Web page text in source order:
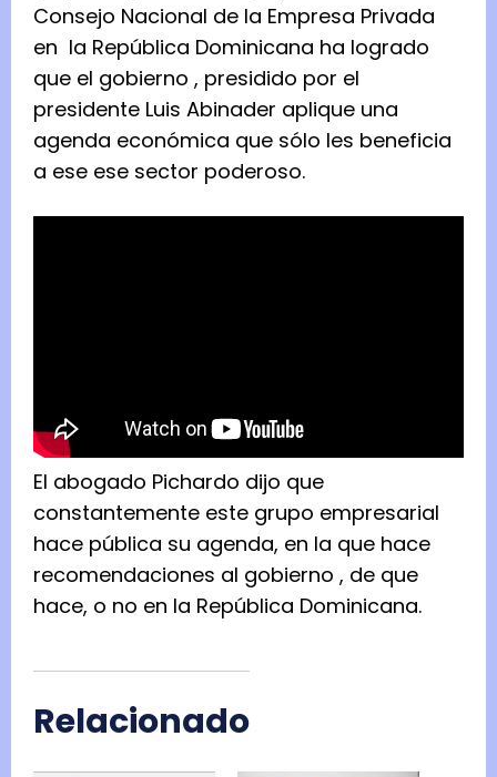
Consejo Nacional de la Empresa Privada
en la República Dominicana ha logrado
que el gobierno , presidido por el
presidente Luis Abinader aplique una
agenda económica que sólo les beneficia
a ese ese sector poderoso.
El abogado Pichardo dijo que
constantemente este grupo empresarial
hace pública su agenda, en la que hace
recomendaciones al gobierno , de que
hace, o no en la República Dominicana.
Relacionado